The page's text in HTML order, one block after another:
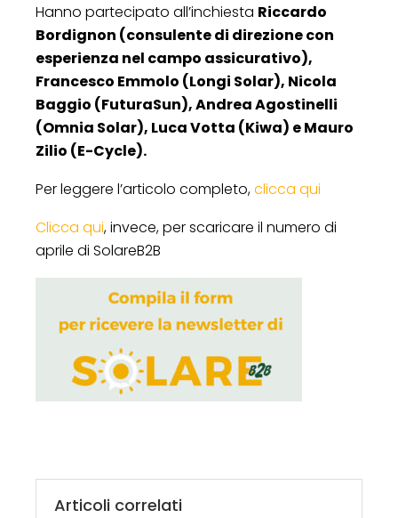
Hanno partecipato all’inchiesta Riccardo
Bordignon (consulente di direzione con
esperienza nel campo assicurativo),
Francesco Emmolo (Longi Solar), Nicola
Baggio (FuturaSun), Andrea Agostinelli
(Omnia Solar), Luca Votta (Kiwa) e Mauro
Zilio (E-Cycle).
Per leggere l’articolo completo,clicca qui
Clicca qui, invece, per scaricare il numero di
aprile di SolareB2B
Articoli correlati